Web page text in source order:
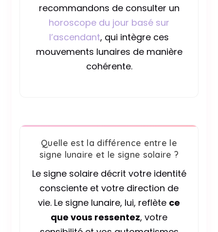
recommandons de consulter un
horoscope du jour basé sur
l’ascendant, qui intègre ces
mouvements lunaires de manière
cohérente.
Quelle est la différence entre le
signe lunaire et le signe solaire ?
Le signe solaire décrit votre identité
consciente et votre direction de
vie. Le signe lunaire, lui, reflète ce
que vous ressentez, votre